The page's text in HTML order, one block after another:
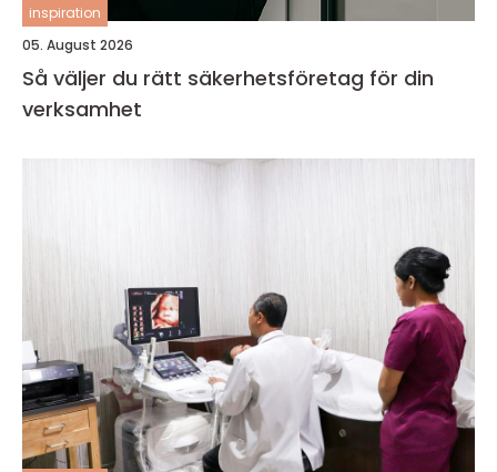
inspiration
05. August 2026
Så väljer du rätt säkerhetsföretag för din
verksamhet